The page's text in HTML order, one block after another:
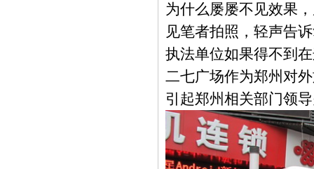
为什么屡屡不见效果
见笔者拍照，轻声告
执法单位如果得不到
二七广场作为郑州对
引起郑州相关部门领